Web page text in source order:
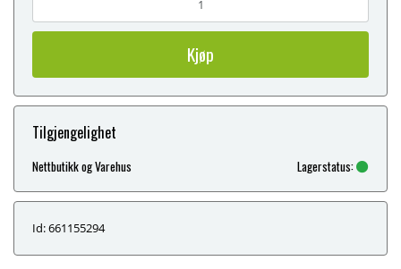
Kjøp
Tilgjengelighet
Nettbutikk og Varehus Lagerstatus:
Id: 661155294